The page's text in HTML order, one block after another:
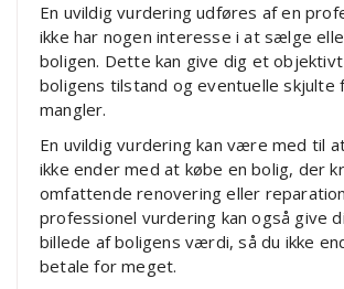
En uvildig vurdering udføres af en
ikke har nogen interesse i at sælge
boligen. Dette kan give dig et
boligens tilstand og eventuelle skjulte
mangler.
En uvildig vurdering kan være med til
ikke ender med at købe en bolig, der
omfattende renovering eller
professionel vurdering kan også give
billede af boligens værdi, så du ikke
betale for meget.